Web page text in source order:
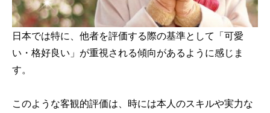
日本では特に、他者を評価する際の基準として「可愛
い・格好良い」が重視される傾向があるように感じま
す。
このような客観的評価は、時には本人のスキルや実力な